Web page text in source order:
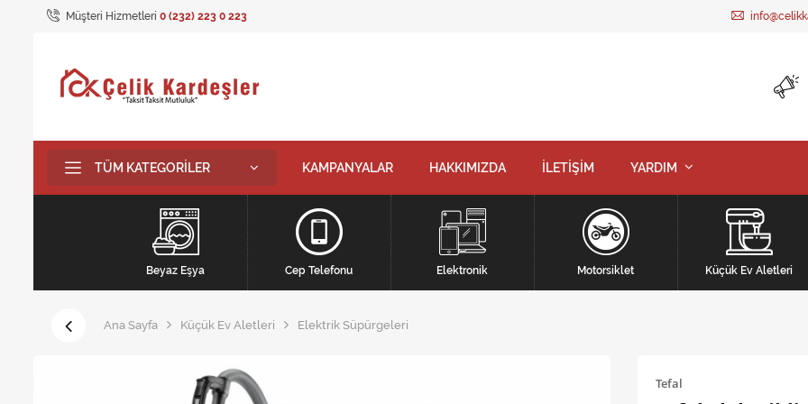
Müşteri Hizmetleri 0 (232) 223 0 223
TÜM KATEGORILER KAMPANYALAR HAKKIMIZDA İLETİŞİM YARDIM
Beyaz Eşya Cep Telefonu Elektronik Motorsiklet Küçük Ev Aletleri
Ana Sayfa Küçük Ev Aletleri Elektrik Süpürgeleri
Tefal